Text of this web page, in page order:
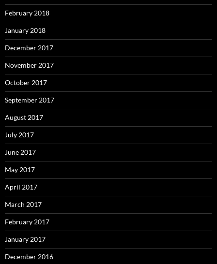
February 2018
January 2018
December 2017
November 2017
October 2017
September 2017
August 2017
July 2017
June 2017
May 2017
April 2017
March 2017
February 2017
January 2017
December 2016